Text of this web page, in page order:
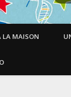
LA MAISON